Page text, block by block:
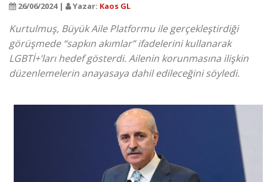
26/06/2024 | Yazar: Kaos GL
Kurtulmuş, Büyük Aile Platformu ile gerçekleştirdiği
görüşmede “sapkın akımlar” ifadelerini kullanarak
LGBTİ+’ları hedef gösterdi. Ailenin korunmasına ilişkin
düzenlemelerin anayasaya dahil edileceğini söyledi.